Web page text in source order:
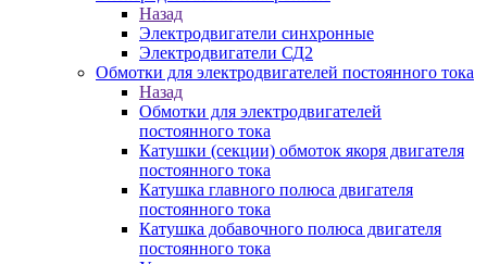
Назад
Электродвигатели синхронные
Электродвигатели СД2
Обмотки для электродвигателей постоянного тока
Назад
Обмотки для электродвигателей
постоянного тока
Катушки (секции) обмоток якоря двигателя
постоянного тока
Катушка главного полюса двигателя
постоянного тока
Катушка добавочного полюса двигателя
постоянного тока